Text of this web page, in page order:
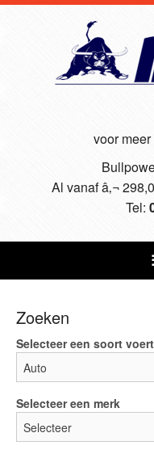
voor
Al vanaf â‚¬
Tel:
Zoeken
Selecteer een soort
Selecteer een merk